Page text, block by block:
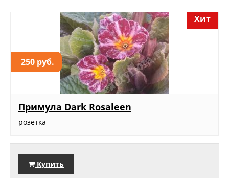
250 руб.
Хит
Примула Dark Rosaleen
розетка
Купить